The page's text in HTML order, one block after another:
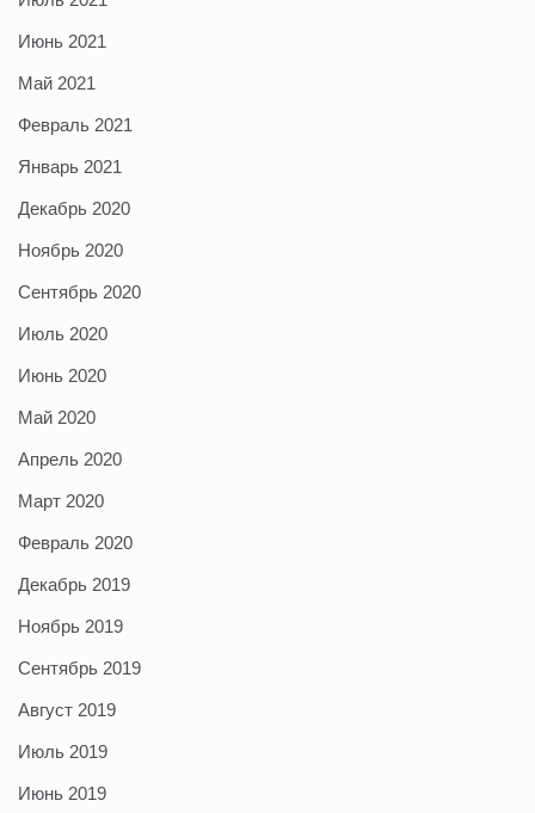
Июнь 2021
Май 2021
Февраль 2021
Январь 2021
Декабрь 2020
Ноябрь 2020
Сентябрь 2020
Июль 2020
Июнь 2020
Май 2020
Апрель 2020
Март 2020
Февраль 2020
Декабрь 2019
Ноябрь 2019
Сентябрь 2019
Август 2019
Июль 2019
Июнь 2019